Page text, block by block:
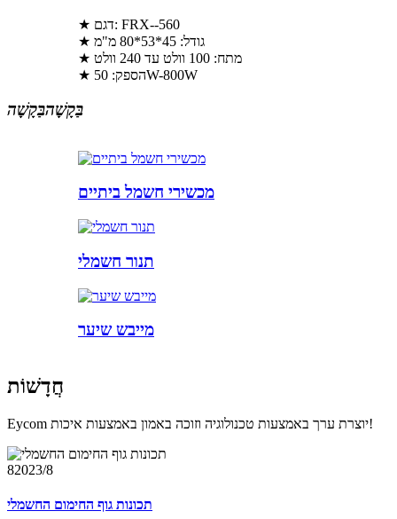
★ דגם: FRX--560
★ גודל: 45*53*80 מ"מ
★ מתח: 100 וולט עד 240 וולט
★ הספק: 50W-800W
בַּקָשָׁהבַּקָשָׁה
מכשירי חשמל ביתיים
תנור חשמלי
מייבש שיער
חֲדָשׁוֹת
Eycom יוצרת ערך באמצעות טכנולוגיה וזוכה באמון באמצעות איכות!
82023/8
תכונות גוף החימום החשמלי